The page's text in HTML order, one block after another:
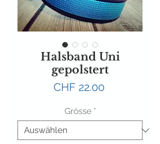
Halsband Uni
gepolstert
CHF 22.00Preis
Grösse *